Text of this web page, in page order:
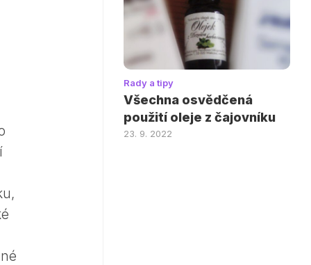
Rady a tipy
Všechna osvědčená
použití oleje z čajovníku
23. 9. 2022